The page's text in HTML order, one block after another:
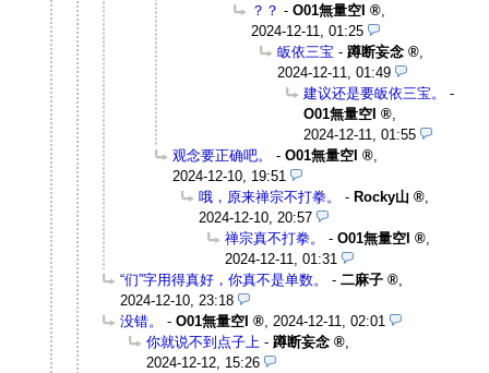
？？ - O01無量空I
2024-12-11, 01:25
皈依三宝 - 蹲断妄念
2024-12-11, 01:49
建议还是要皈依三宝。
-
O01無量空I
2024-12-11, 01:55
观念要正确吧。
- O01無量空I
2024-12-10, 19:51
哦，原来禅宗不打拳。
- Rocky山
2024-12-10, 20:57
禅宗真不打拳。
- O01無量空I
2024-12-11, 01:31
“们”字用得真好，你真不是单数。
- 二麻子
2024-12-10, 23:18
没错。
- O01無量空I
2024-12-11, 02:01
你就说不到点子上 - 蹲断妄念
2024-12-12, 15:26